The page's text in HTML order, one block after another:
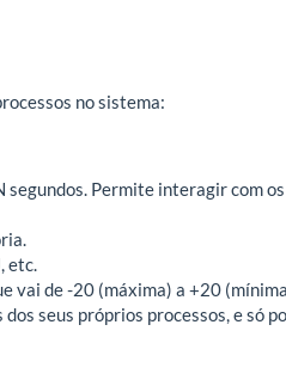
no sistema:
Permite interagir com
etc.
vai de -20 (máxima) a +20
seus próprios processos, e só